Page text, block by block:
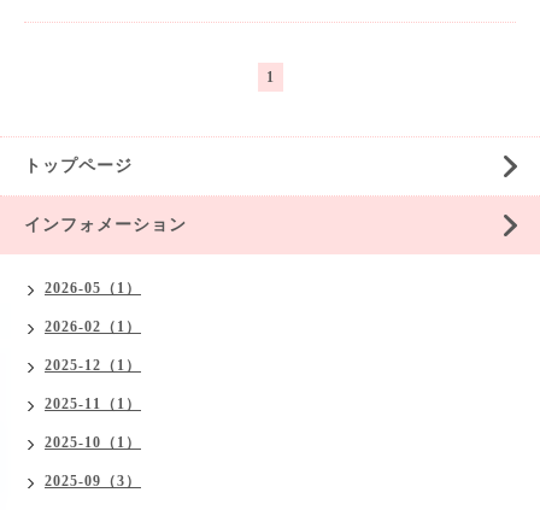
1
トップページ
インフォメーション
2026-05（1）
2026-02（1）
2025-12（1）
2025-11（1）
2025-10（1）
2025-09（3）